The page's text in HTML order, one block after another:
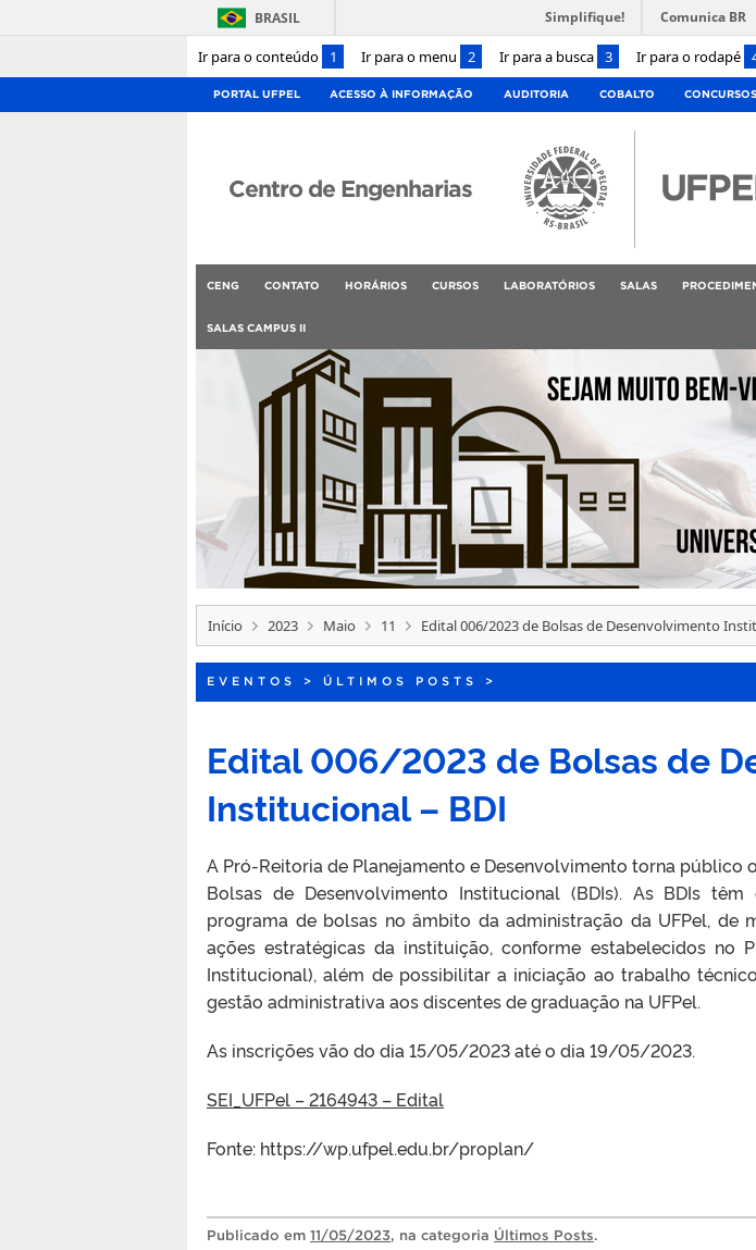
Ir para o conteúdo 1 Ir para o menu 2 Ir para a busca 3 Ir para o rodapé
BRASIL Simplifique! Comunica BR
PORTAL UFPEL ACESSO À INFORMAÇÃO AUDITORIA COBALTO CONCURSOS
Centro de Engenharias
CENG CONTATO HORÁRIOS CURSOS LABORATÓRIOS SALAS
SALAS CAMPUS II
Início 2023 Maio 11 Edital 006/2023 de Bolsas de Desenvolvimento
EVENTOS > ÚLTIMOS POSTS >
Edital 006/2023 de Bolsas de
Institucional – BDI
A Pró-Reitoria de Planejamento e Desenvolvimento torna
Bolsas de Desenvolvimento Institucional (BDIs). As BDIs
programa de bolsas no âmbito da administração da UFPel, de
ações estratégicas da instituição, conforme estabelecidos no
Institucional), além de possibilitar a iniciação ao trabalho
gestão administrativa aos discentes de graduação na UFPel.
As inscrições vão do dia 15/05/2023 até o dia 19/05/2023.
SEI_UFPel – 2164943 – Edital
Fonte: https://wp.ufpel.edu.br/proplan/
Publicado em 11/05/2023, na categoria Últimos Posts.